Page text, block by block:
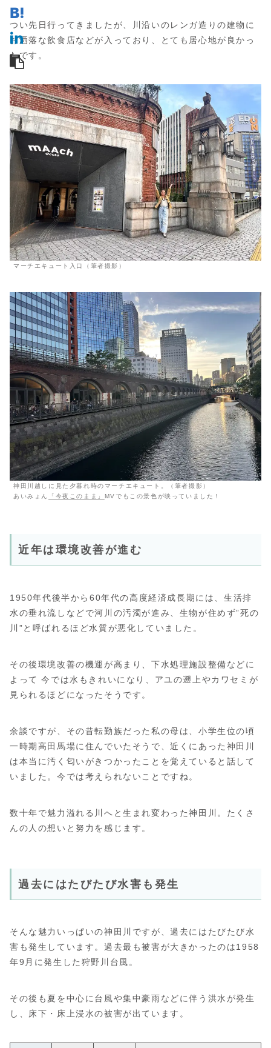
つい先日行ってきましたが、川沿いのレンガ造りの建物に
お洒落な飲食店などが入っており、とても居心地が良かっ
たです。
マーチエキュート入口（筆者撮影）
神田川越しに見た夕暮れ時のマーチエキュート。（筆者撮影）
あいみょん
「今夜このまま」 MVでもこの景色が映っていました！
近年は環境改善が進む
1950年代後半から60年代の高度経済成長期には、生活排
水の垂れ流しなどで河川の汚濁が進み、生物が住めず”死の
川”と呼ばれるほど水質が悪化していました。
その後環境改善の機運が高まり、下水処理施設整備などに
よって 今では水もきれいになり、アユの遡上やカワセミが
見られるほどになったそうです。
余談ですが、その昔転勤族だった私の母は、小学生位の頃
一時期高田馬場に住んでいたそうで、近くにあった神田川
は本当に汚く匂いがきつかったことを覚えていると話して
いました。今では考えられないことですね。
数十年で魅力溢れる川へと生まれ変わった神田川。たくさ
んの人の想いと努力を感じます。
過去にはたびたび水害も発生
そんな魅力いっぱいの神田川ですが、過去にはたびたび水
害も発生しています。過去最も被害が大きかったのは1958
年9月に発生した狩野川台風。
その後も夏を中心に台風や集中豪雨などに伴う洪水が発生
し、床下・床上浸水の被害が出ています。